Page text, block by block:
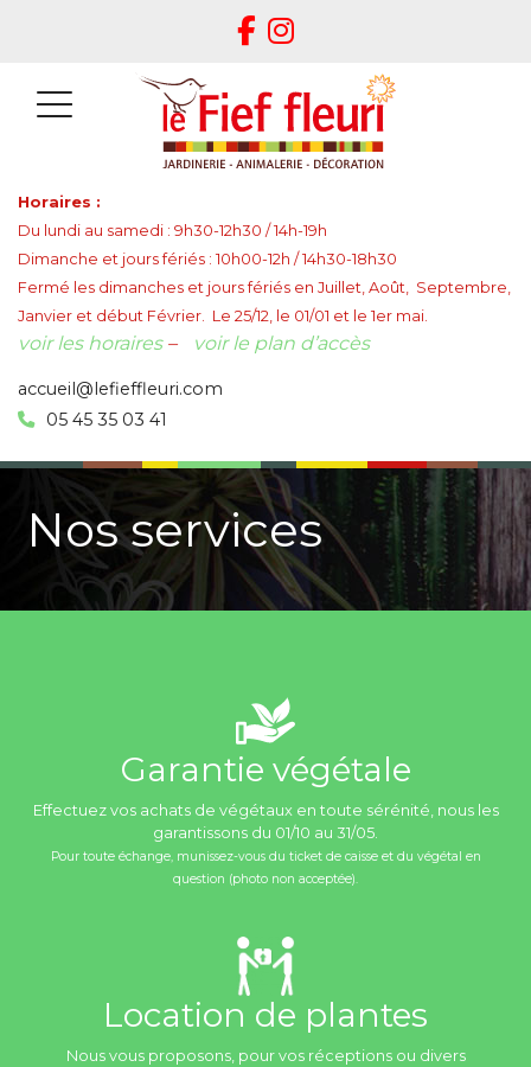
Horaires :
Du lundi au samedi : 9h30-12h30 / 14h-19h
Dimanche et jours fériés : 10h00-12h / 14h30-18h30
Fermé les dimanches et jours fériés en Juillet, Août, Septembre,
Janvier et début Février. Le 25/12, le 01/01 et le 1er mai.
voir les horaires– voir le plan d’accès
accueil@lefieffleuri.com
05 45 35 03 41
Nos services
Garantie végétale
Effectuez vos achats de végétaux en toute sérénité, nous les
garantissons du 01/10 au 31/05.
Pour toute échange, munissez-vous du ticket de caisse et du végétal en
question (photo non acceptée).
Location de plantes
Nous vous proposons, pour vos réceptions ou divers